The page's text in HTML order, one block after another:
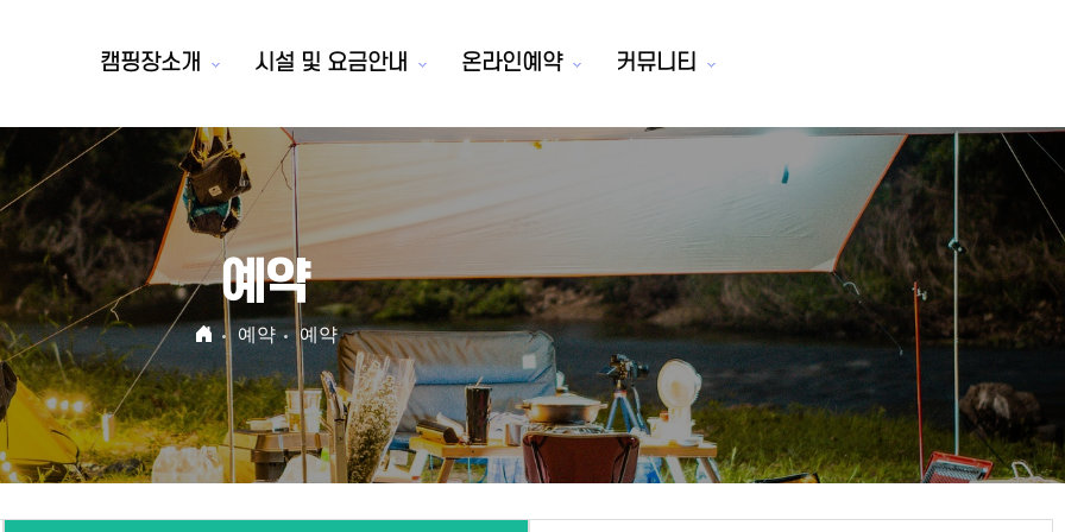
캠핑장소개 시설 및 요금안내 온라인예약 커뮤니티
예약
예약 예약